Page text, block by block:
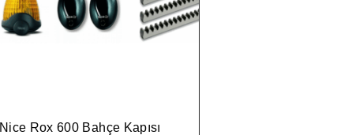
Nice Rox 600 Bahçe Kapısı